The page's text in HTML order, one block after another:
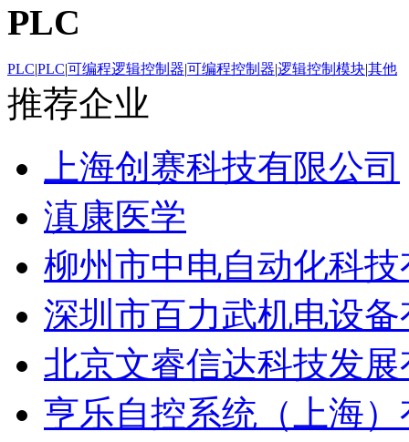
PLC
PLC|PLC|可编程逻辑控制器|可编程控制器|逻辑控制模块|其他
推荐企业
上海创赛科技有限公司
滇康医学
柳州市中电自动化科
深圳市百力武机电设
北京文睿信达科技发
亨乐自控系统（上海